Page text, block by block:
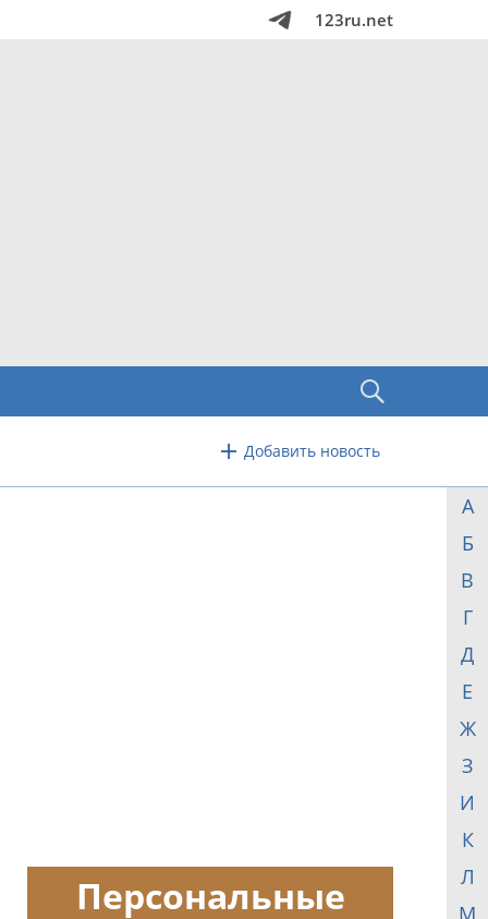
123ru.net
Добавить новость
А
Б
В
Г
Д
Е
Ж
З
И
К
Л
М
Персональные